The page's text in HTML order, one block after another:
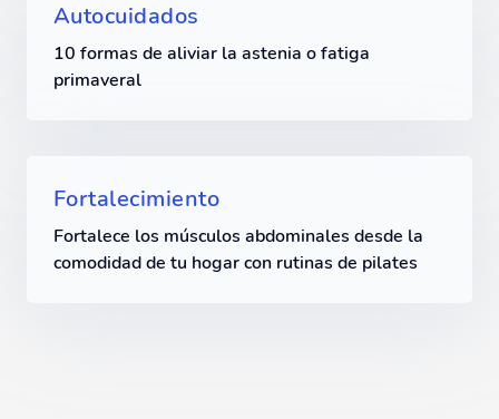
Autocuidados
10 formas de aliviar la astenia o fatiga
primaveral
Fortalecimiento
Fortalece los músculos abdominales desde la
comodidad de tu hogar con rutinas de pilates